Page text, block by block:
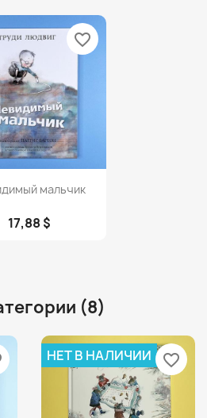
Просмотр
мальчик
17,88 $
favorite_border
(8)
НЕТ В НАЛИЧИИ favorite_border